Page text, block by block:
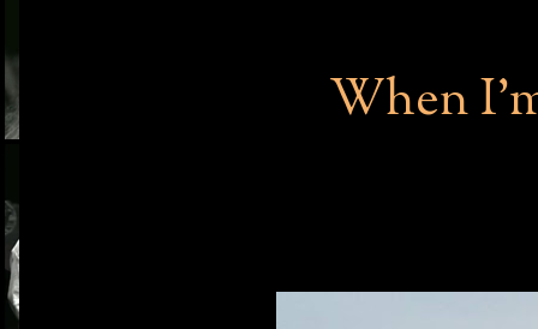
When